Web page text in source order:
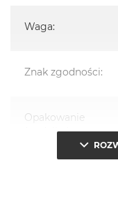
Waga:
Znak zgodności:
Opakowanie
(pudełko):